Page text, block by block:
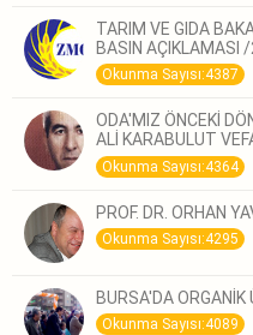
TARIM VE GIDA
BASIN AÇIKLAMASI
Okunma Sayısı:4387
ODA'MIZ ÖNCEKİ
ALİ KARABULUT
Okunma Sayısı:4364
PROF. DR. ORHAN
Okunma Sayısı:4295
BURSA'DA
Okunma Sayısı:4089